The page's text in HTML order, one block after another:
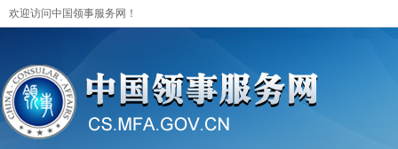
欢迎访问中国领事服务网！